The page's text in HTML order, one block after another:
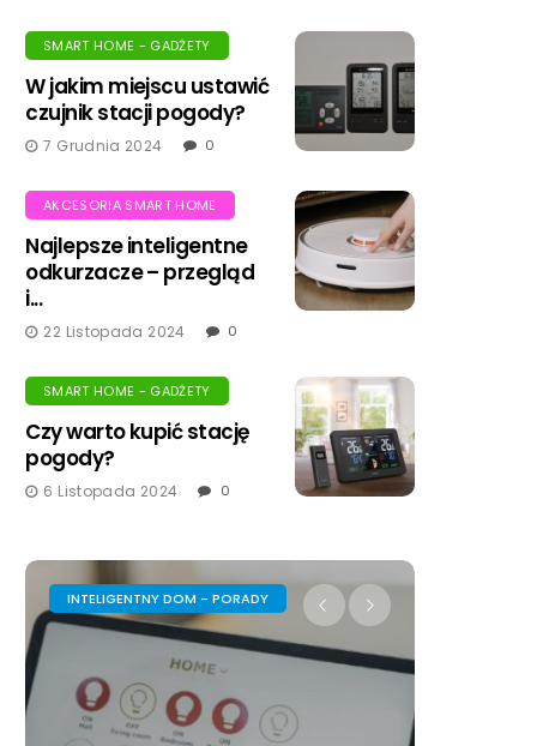
SMART HOME - GADŻETY
W jakim miejscu ustawić
czujnik stacji pogody?
7 Grudnia 2024 0
AKCESORIA SMART HOME
Najlepsze inteligentne
odkurzacze – przegląd
i...
22 Listopada 2024 0
SMART HOME - GADŻETY
Czy warto kupić stację
pogody?
6 Listopada 2024 0
AKCESORIA SMART HOME